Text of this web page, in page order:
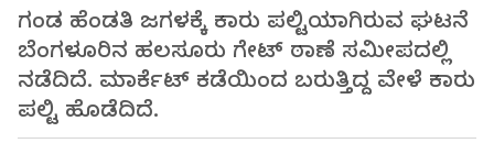
ಗಂಡ ಹೆಂಡತಿ ಜಗಳಕ್ಕೆ ಕಾರು ಪಲ್ಟಿಯಾಗಿರುವ ಘಟನೆ
ಬೆಂಗಳೂರಿನ ಹಲಸೂರು ಗೇಟ್ ಠಾಣೆ ಸಮೀಪದಲ್ಲಿ
ನಡೆದಿದೆ. ಮಾರ್ಕೆಟ್ ಕಡೆಯಿಂದ ಬರುತ್ತಿದ್ದ ವೇಳೆ ಕಾರು
ಪಲ್ಟಿ ಹೊಡೆದಿದೆ.